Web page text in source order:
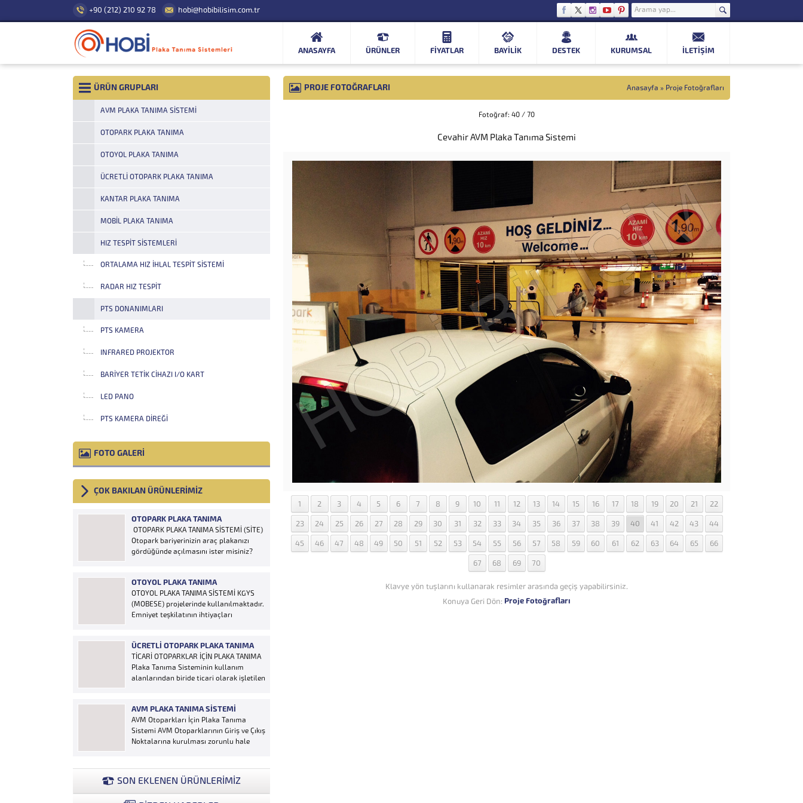
+90 (212) 210 92 78 hobi@hobibilisim.com.tr
ANASAYFA ÜRÜNLER FIYATLAR BAYİLİK DESTEK KURUMSAL İLETIŞIM
PROJE FOTOĞRAFLARI Anasayfa » Proje Fotoğrafları
Fotoğraf: 40 / 70
Cevahir AVM Plaka Tanıma Sistemi
1 2 3 4 5 6 7 8 9 10 11 12 13 14 15 16 17 18 19 20 21 22
23 24 25 26 27 28 29 30 31 32 33 34 35 36 37 38 39 40 41 42 43 44
45 46 47 48 49 50 51 52 53 54 55 56 57 58 59 60 61 62 63 64 65 66
67 68 69 70
Klavye yön tuşlarını kullanarak resimler arasında geçiş yapabilirsiniz.
Konuya Geri Dön: Proje Fotoğrafları
ÜRÜN GRUPLARI
AVM PLAKA TANIMA SISTEMI
OTOPARK PLAKA TANIMA
OTOYOL PLAKA TANIMA
ÜCRETLI OTOPARK PLAKA TANIMA
KANTAR PLAKA TANIMA
MOBIL PLAKA TANIMA
HIZ TESPIT SISTEMLERI
ORTALAMA HIZ İHLAL TESPIT SISTEMI
RADAR HIZ TESPIT
PTS DONANIMLARI
PTS KAMERA
INFRARED PROJEKTOR
BARIYER TETIK CIHAZI I/O KART
LED PANO
PTS KAMERA DIREĞI
FOTO GALERİ
ÇOK BAKILAN ÜRÜNLERİMİZ
OTOPARK PLAKA TANIMA
OTOPARK PLAKA TANIMA SİSTEMİ (SİTE)
Otopark bariyerinizin araç plakanızı
gördüğünde açılmasını ister misiniz?
ürünlere ihtiyaç duymaz, aracınızın
plakasının olması bariyerinizin otomatik
açılması için yeterlidir… Plaka tanıma
sistemi otoparklarda sisteme...
OTOYOL PLAKA TANIMA
OTOYOL PLAKA TANIMA SİSTEMİ KGYS
(MOBESE) projelerinde kullanılmaktadır.
Emniyet teşkilatının ihtiyaçları
olanak sağlamaktadır. Otoyol
uygulaması karayolunda seyir halinde
bulunan araçların Plakalarının
tanımlanmasına yönelik geliştirilen bir
alınan...
ÜCRETLI OTOPARK PLAKA TANIMA
TİCARİ OTOPARKLAR İÇİN PLAKA TANIMA
Plaka Tanıma Sisteminin kullanım
alanlarından biride ticari olarak işletilen
edilmesi ve ön muhasebenin
tutulmasına yönelik bilgisayar kontrollü
yazılım sistemidir. Ücretin otopark
girişinde araç tipine göre peşin alınması
AVM PLAKA TANIMA SISTEMI
AVM Otoparkları İçin Plaka Tanıma
Sistemi AVM Otoparklarının Giriş ve Çıkış
Noktalarına kurulması zorunlu hale
bir ihtiyaçtır. AVM Yönetimleri Plaka
Tanıma Sisteminden elde edecekleri
verilerle müşteri yoğunluk analizlerini
SON EKLENEN ÜRÜNLERİMİZ